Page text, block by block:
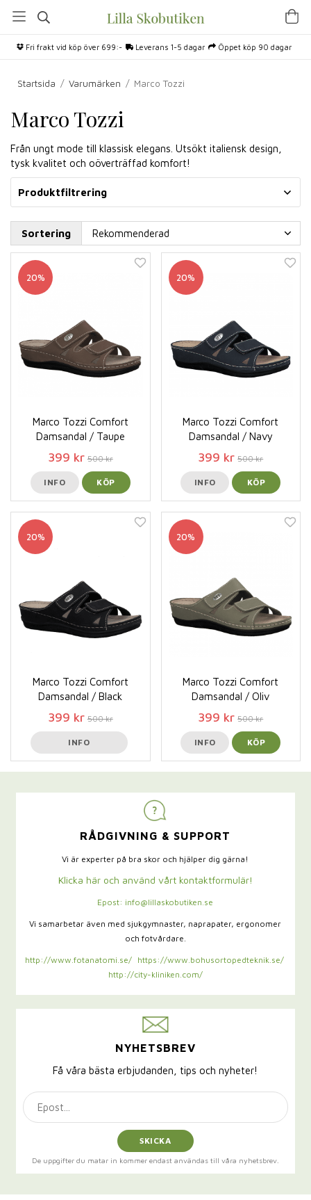
Fri frakt vid köp över 699:- Leverans 1-5 dagar Öppet köp 90 dagar
Startsida / Varumärken / Marco Tozzi
Marco Tozzi
Från ungt mode till klassisk elegans. Utsökt italiensk design,
tysk kvalitet och oöverträffad komfort!
Produktfiltrering
Sortering
20%
Marco Tozzi Comfort
Damsandal / Taupe
399 kr 500 kr
INFO KÖP
20%
Marco Tozzi Comfort
Damsandal / Navy
399 kr 500 kr
INFO KÖP
20%
Marco Tozzi Comfort
Damsandal / Black
399 kr 500 kr
INFO
20%
Marco Tozzi Comfort
Damsandal / Oliv
399 kr 500 kr
INFO KÖP
RÅDGIVNING & SUPPORT
Vi är experter på bra skor och hjälper dig gärna!
Klicka här och använd vårt kontaktformulär!
Epost: info@lillaskobutiken.se
Vi samarbetar även med sjukgymnaster, naprapater, ergonomer
och fotvårdare.
http://www.fotanatomi.se/
https://www.bohusortopedteknik.se/
http://city-kliniken.com/
NYHETSBREV
Få våra bästa erbjudanden, tips och nyheter!
SKICKA
De uppgifter du matar in kommer endast användas till våra nyhetsbrev.